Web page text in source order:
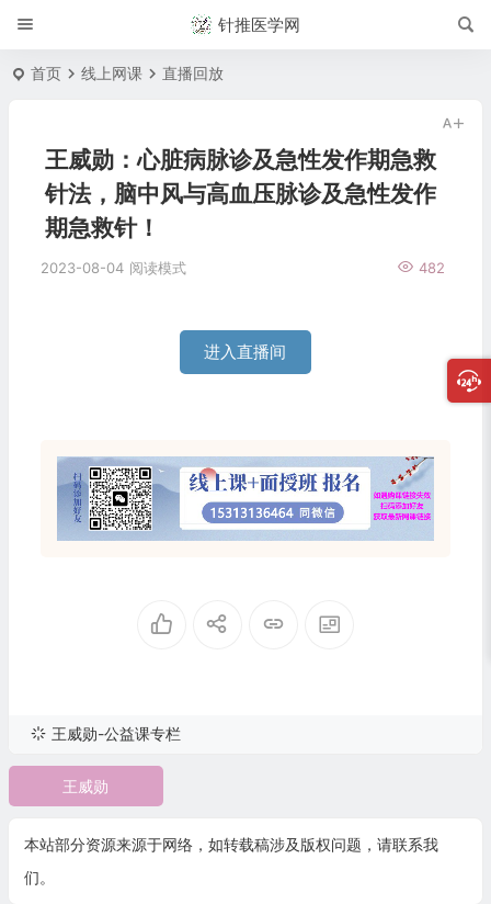
针推医学网
首页 线上网课 直播回放
王威勋：心脏病脉诊及急性发作期急救
针法，脑中风与高血压脉诊及急性发作
期急救针！
2023-08-04 482
阅读模式
进入直播间
王威勋-公益课专栏
王威勋
本站部分资源来源于网络，如转载稿涉及版权问题，请联系我
们。